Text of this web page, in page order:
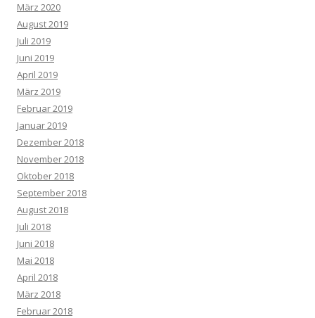
März 2020
August 2019
Juli 2019
Juni 2019
April 2019
März 2019
Februar 2019
Januar 2019
Dezember 2018
November 2018
Oktober 2018
September 2018
August 2018
Juli 2018
Juni 2018
Mai 2018
April 2018
März 2018
Februar 2018